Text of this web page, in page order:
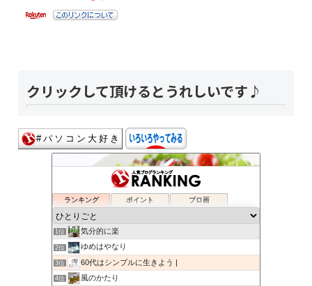
クリックして頂けるとうれしいです♪
ランキング ポイント ブロ画
1位 気分的に楽
2位 ゆめはやなり
3位 60代はシンプルに生きよう |
4位 風のかたり